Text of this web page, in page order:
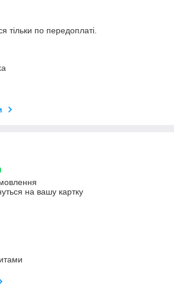
тільки по передоплаті.
на вашу картку